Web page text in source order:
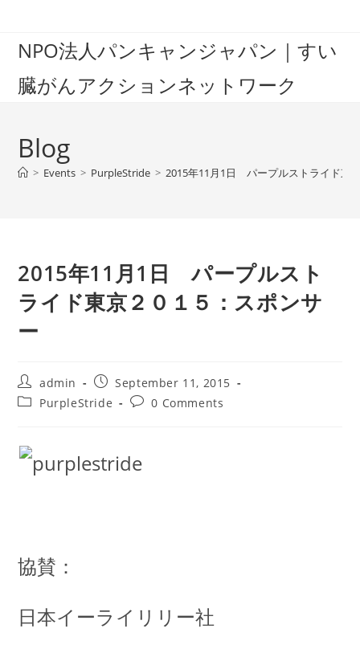
contentNPO法人パンキャンジャパン｜すい
臓がんアクションネットワーク
Blog
> Events > PurpleStride > 2015年11月1日 パープルストライド東
2015年11月1日 パープルスト
ライド東京２０１５：スポンサ
ー
Post
author:
admin
Post
published:
September 11, 2015
PostPurpleStride
Post0 Comments
協賛：
日本イーライリリー社